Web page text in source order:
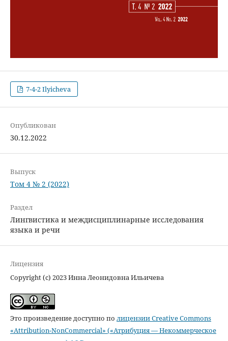
7-4-2 Ilyicheva
Опубликован
30.12.2022
Выпуск
Том 4 № 2 (2022)
Раздел
Лингвистика и междисциплинарные исследования
языка и речи
Лицензия
Copyright (c) 2023 Инна Леонидовна Ильичева
Это произведение доступно по лицензии Creative Commons
«Attribution-NonCommercial» («Атрибуция — Некоммерческое